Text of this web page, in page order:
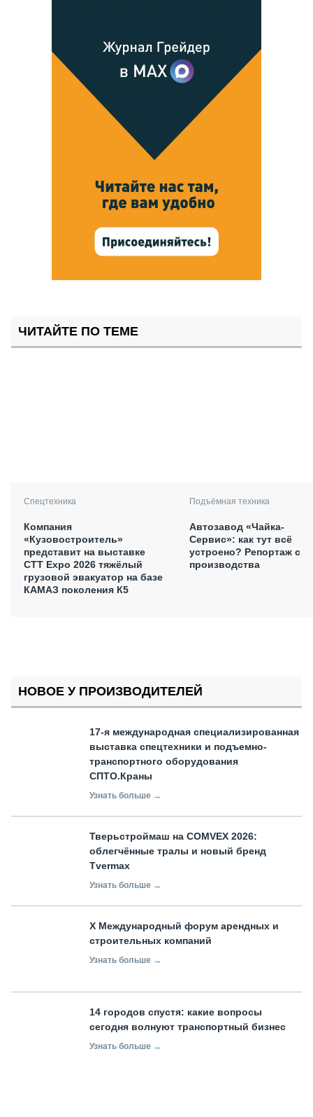
ЧИТАЙТЕ ПО ТЕМЕ
Спецтехника
Компания
«Кузовостроитель»
представит на выставке
CTT Expo 2026 тяжёлый
грузовой эвакуатор на базе
КАМАЗ поколения К5
Подъёмная техника
Автозавод «Чайка-
Сервис»: как тут всё
устроено? Репортаж с
производства
НОВОЕ У ПРОИЗВОДИТЕЛЕЙ
17-я международная специализированная
выставка спецтехники и подъемно-
транспортного оборудования
СПТО.Краны
Узнать больше →
Тверьстроймаш на COMVEX 2026:
облегчённые тралы и новый бренд
Tvermax
Узнать больше →
X Международный форум арендных и
строительных компаний
Узнать больше →
14 городов спустя: какие вопросы
сегодня волнуют транспортный бизнес
Узнать больше →